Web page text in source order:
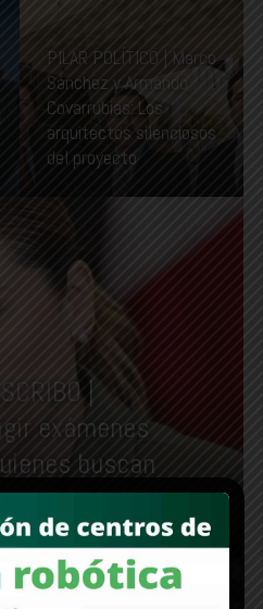
PILAR POLÍTICO | Marco
Sánchez y Armando
Covarrubias: Los
arquitectos silenciosos
del proyecto
|
exámenes
buscan